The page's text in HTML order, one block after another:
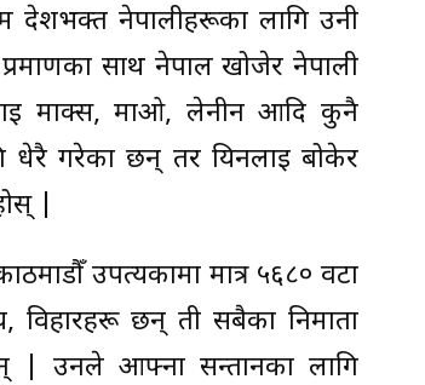
देशभक्त नेपालीहरूका लागि उनी
साथ नेपाल खोजेर नेपाली
मार्क्स, माओ, लेनीन आदि कुनै
गरेका छन् तर यिनलाई बोकेर
|
उपत्यकामा मात्र ५६८० वटा
विहारहरू छन् ती सबैका निर्माता
| उनले आफ्ना सन्तानका लागि